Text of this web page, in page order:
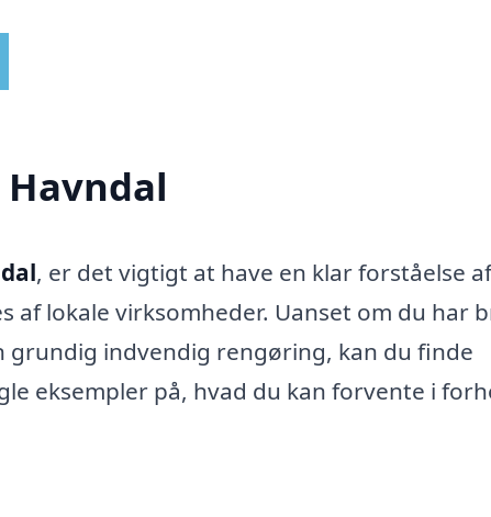
, er det vigtigt at have en klar forståelse
af lokale virksomheder. Uanset om du har
indvendig rengøring, kan du finde
eksempler på, hvad du kan forvente i